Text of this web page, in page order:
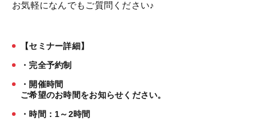
お気軽になんでもご質問ください♪
【セミナー詳細】
・完全予約制
・開催時間
ご希望のお時間をお知らせください。
・時間：1～2時間